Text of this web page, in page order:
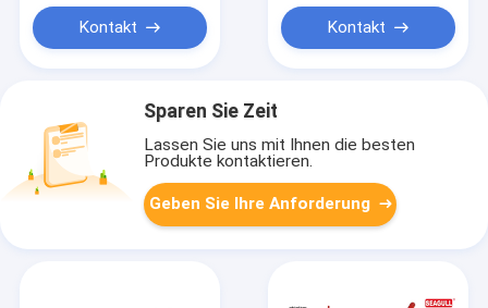
Kontakt Kontakt
Sparen Sie Zeit
Lassen Sie uns mit Ihnen die besten
Produkte kontaktieren.
Geben Sie Ihre Anforderung